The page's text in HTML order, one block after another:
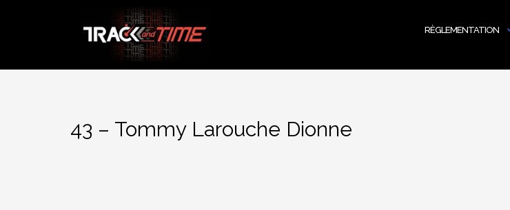
RÈGLEMENTATION
43 – Tommy Larouche Dionne